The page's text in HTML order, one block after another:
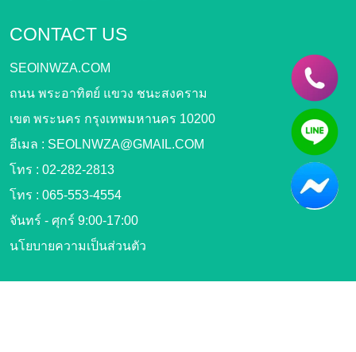
CONTACT US
SEOlNWZA.COM
ถนน พระอาทิตย์ แขวง ชนะสงคราม
เขต พระนคร กรุงเทพมหานคร 10200
อีเมล : SEOLNWZA@GMAIL.COM
โทร : 02-282-2813
โทร : 065-553-4554
จันทร์ - ศุกร์ 9:00-17:00
นโยบายความเป็นส่วนตัว